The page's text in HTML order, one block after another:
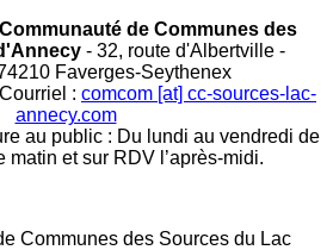
Communauté de Communes des
- 32, route d'Albertville -
Faverges-Seythenex
Courriel : comcom [at] cc-sources-lac-
annecy.com
au public : Du lundi au vendredi de
matin et sur RDV l’après-midi.
Communes des Sources du Lac